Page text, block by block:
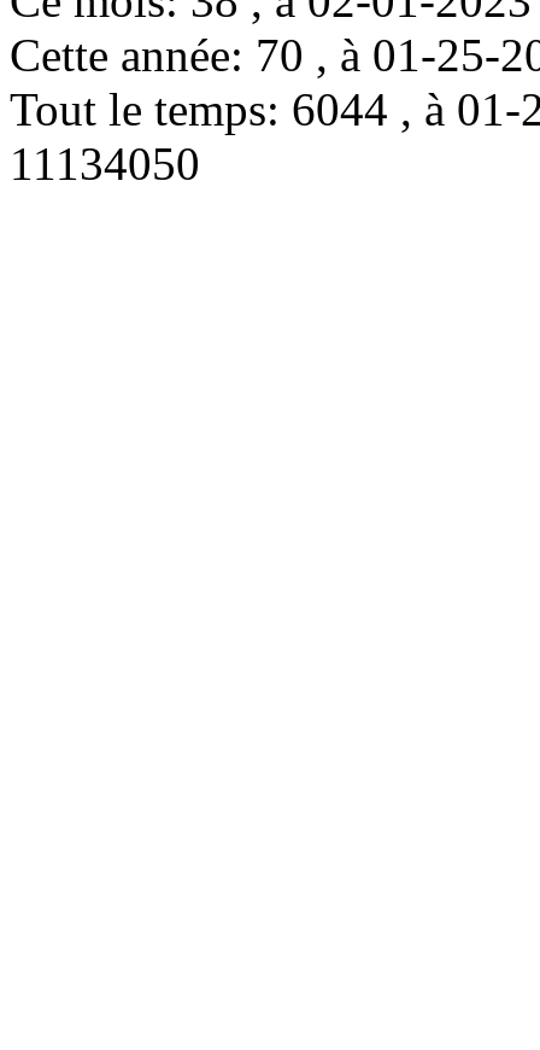
Cette année: 70 , à 01-25-
Tout le temps: 6044 , à
11134050